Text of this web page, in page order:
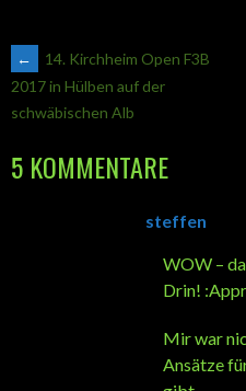
ARTIKEL-
NAVIGATION
←
14. Kirchheim Open F3B
2017 in Hülben auf der
schwäbischen Alb
5 KOMMENTARE
steffen
WOW –
Drin!
Mir war
Ansätze